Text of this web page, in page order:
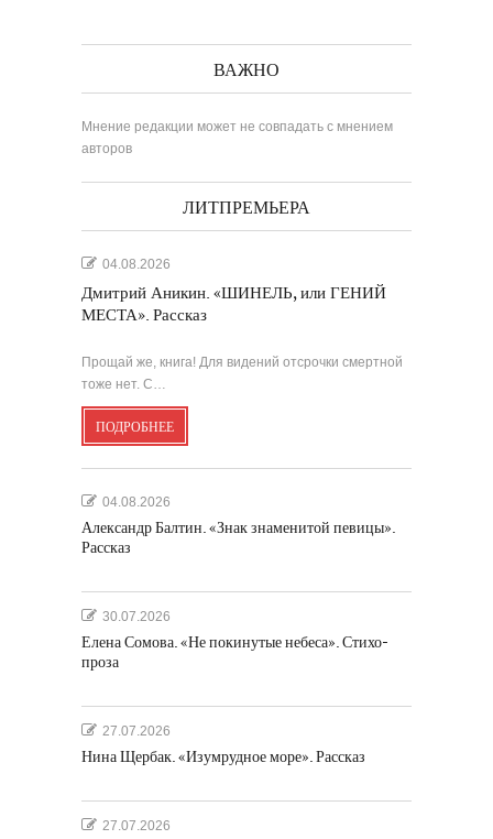
ВАЖНО
Мнение редакции может не совпадать с мнением
авторов
ЛИТПРЕМЬЕРА
04.08.2026
Дмитрий Аникин. «ШИНЕЛЬ, или ГЕНИЙ
МЕСТА». Рассказ
Прощай же, книга! Для видений отсрочки смертной
тоже нет. С…
ПОДРОБНЕЕ
04.08.2026
Александр Балтин. «Знак знаменитой певицы».
Рассказ
30.07.2026
Елена Сомова. «Не покинутые небеса». Стихо-
проза
27.07.2026
Нина Щербак. «Изумрудное море». Рассказ
27.07.2026